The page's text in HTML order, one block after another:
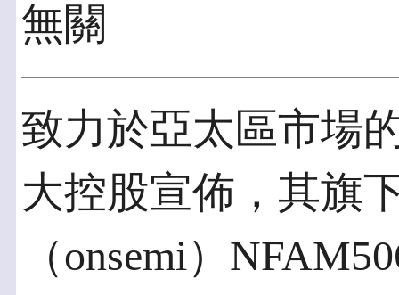
無關
致力於亞太區市場
大控股宣佈，其旗
（onsemi）